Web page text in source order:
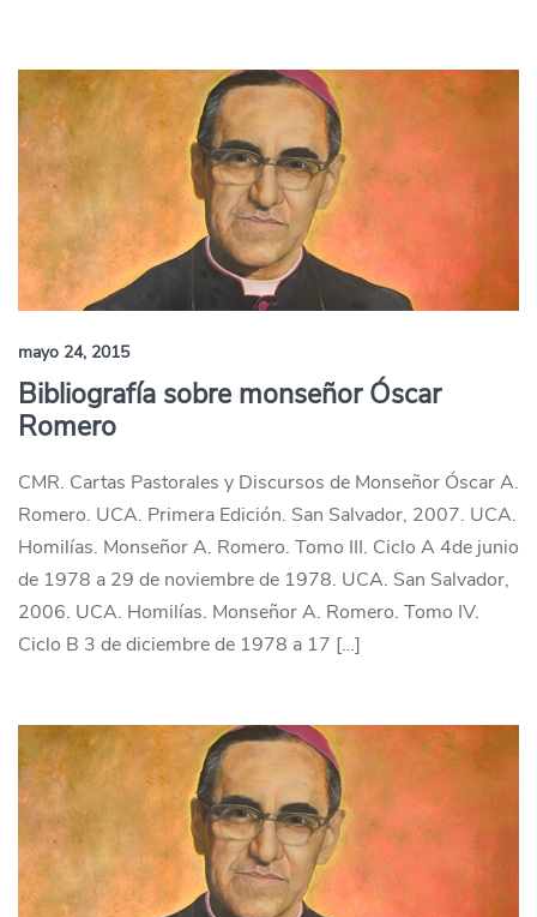
mayo 24, 2015
Bibliografía sobre monseñor Óscar
Romero
CMR. Cartas Pastorales y Discursos de Monseñor Óscar A.
Romero. UCA. Primera Edición. San Salvador, 2007. UCA.
Homilías. Monseñor A. Romero. Tomo III. Ciclo A 4de junio
de 1978 a 29 de noviembre de 1978. UCA. San Salvador,
2006. UCA. Homilías. Monseñor A. Romero. Tomo IV.
Ciclo B 3 de diciembre de 1978 a 17 […]